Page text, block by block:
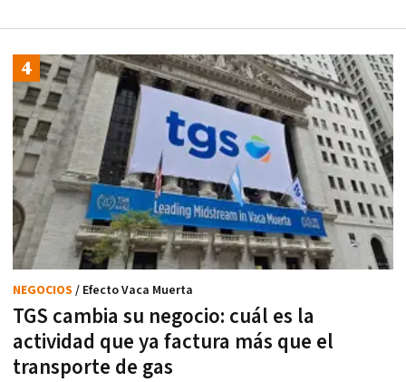
TGS cambia su negocio: cuál es la
actividad que ya factura más que el
transporte de gas
NEGOCIOS / Efecto Vaca Muerta